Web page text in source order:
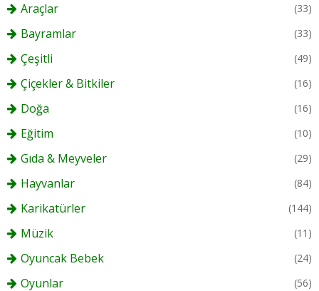
Araçlar (33)
Bayramlar (33)
Çeşitli (49)
Çiçekler & Bitkiler (16)
Doğa (16)
Eğitim (10)
Gıda & Meyveler (29)
Hayvanlar (84)
Karikatürler (144)
Müzik (11)
Oyuncak Bebek (24)
Oyunlar (56)